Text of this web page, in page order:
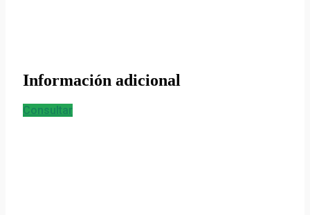
Información adicional
Consultar